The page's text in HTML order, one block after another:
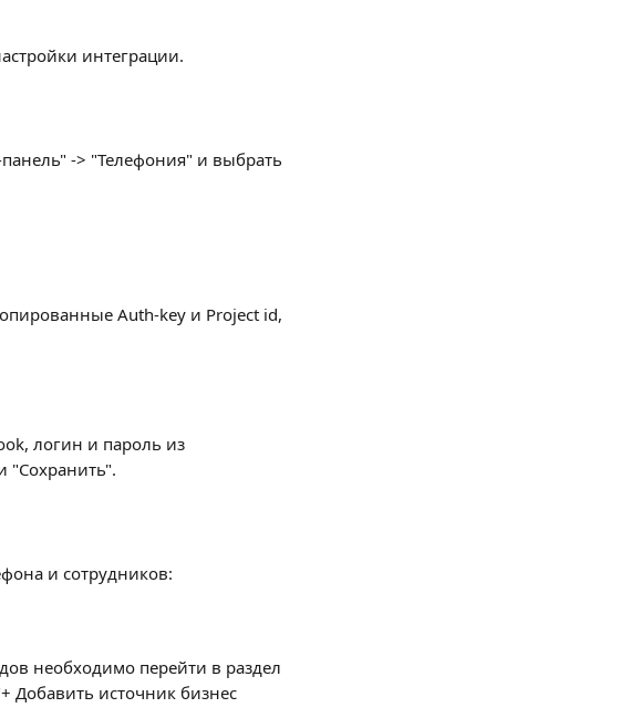
интеграции.
-> "Телефония" и выбрать
Auth-key и Project id,
логин и пароль из
"Сохранить".
и сотрудников:
необходимо перейти в раздел
Добавить источник бизнес